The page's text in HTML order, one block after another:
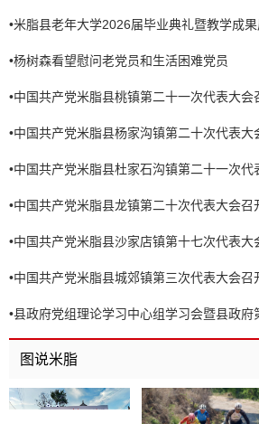
•米脂县老年大学2026届毕业典礼暨教学成
•杨树森看望慰问老党员和生活困难党员
•中国共产党米脂县桃镇第二十一次代表大会
•中国共产党米脂县杨家沟镇第二十次代表大
•中国共产党米脂县杜家石沟镇第二十一次代
•中国共产党米脂县龙镇第二十次代表大会召
•中国共产党米脂县沙家店镇第十七次代表大
•中国共产党米脂县城郊镇第三次代表大会召
•县政府党组理论学习中心组学习会暨县政府
召开
图说米脂